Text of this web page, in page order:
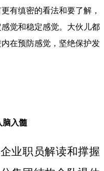
有缜密的看法和要了解，
觉和稳定感觉。大伙儿都
在预防感觉，坚绝保护发
脑入髓
业职员解读和撑握